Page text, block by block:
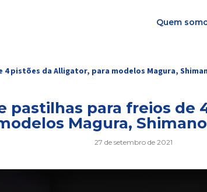
Quem
pistões da Alligator, para modelos Magura,
pastilhas para freios de
Magura,
27 de setembro de 2021